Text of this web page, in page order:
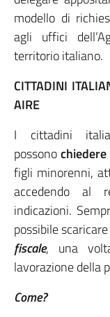
modello di
agli uffici
territorio italiano.
CITTADINI
AIRE
I cittadini
possonochiedere
figli minorenni,
accedendo al
indicazioni.
possibile
fiscale, una
lavorazione della
Come?